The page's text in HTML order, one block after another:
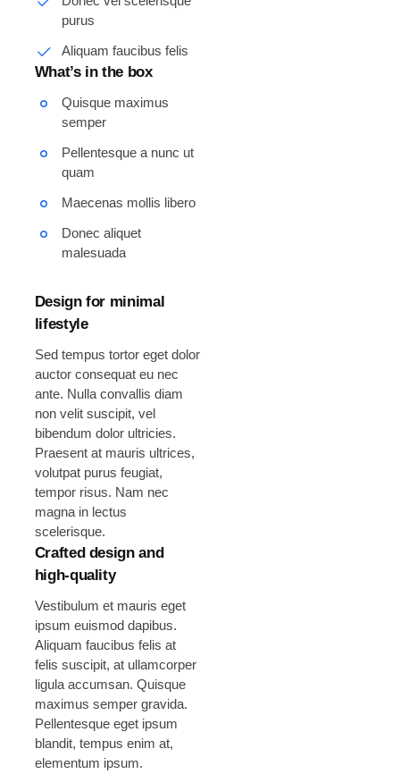
purus
Aliquam faucibus felis
What’s in the box
Quisque maximus
semper
Pellentesque a nunc ut
quam
Maecenas mollis libero
Donec aliquet
malesuada
Design for minimal
lifestyle
Sed tempus tortor eget dolor
auctor consequat eu nec
ante. Nulla convallis diam
non velit suscipit, vel
bibendum dolor ultricies.
Praesent at mauris ultrices,
volutpat purus feugiat,
tempor risus. Nam nec
magna in lectus
scelerisque.
Crafted design and
high-quality
Vestibulum et mauris eget
ipsum euismod dapibus.
Aliquam faucibus felis at
felis suscipit, at ullamcorper
ligula accumsan. Quisque
maximus semper gravida.
Pellentesque eget ipsum
blandit, tempus enim at,
elementum ipsum.